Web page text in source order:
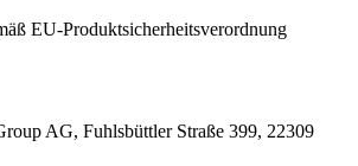
EU-Produktsicherheitsverordnung
AG, Fuhlsbüttler Straße 399, 22309